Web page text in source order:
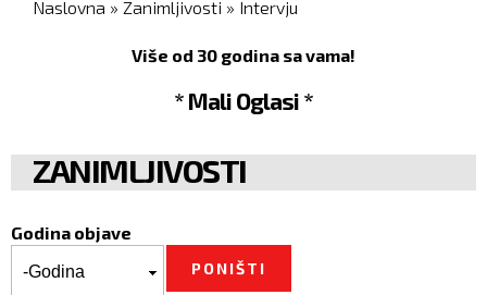
Naslovna » Zanimljivosti » Intervju
Više od 30 godina sa vama!
* Mali Oglasi *
ZANIMLJIVOSTI
Godina objave